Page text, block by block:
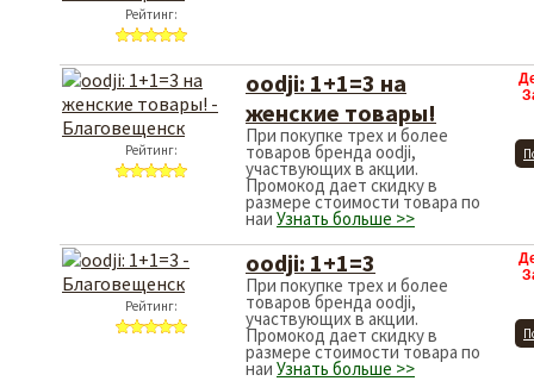
Рейтинг:
Рейтинг:
oodji: 1+1=3 на
женские товары!
При покупке трех и более
товаров бренда oodji,
участвующих в акции.
Промокод дает скидку в
размере стоимости товара по
наи Узнать больше >>
Рейтинг:
oodji: 1+1=3
При покупке трех и более
товаров бренда oodji,
участвующих в акции.
Промокод дает скидку в
размере стоимости товара по
наи Узнать больше >>